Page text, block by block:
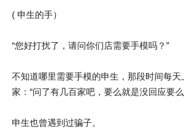
( 申生的手）
“您好打扰了，请问你们店需要手模吗？”
不知道哪里需要手模的申生，那段时间每天
家：“问了有几百家吧，要么就是没回应要
申生也曾遇到过骗子。